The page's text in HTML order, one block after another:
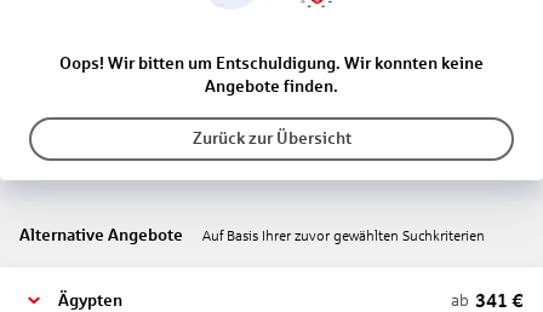
Oops! Wir bitten um Entschuldigung. Wir konnten keine
Angebote finden.
Zurück zur Übersicht
Alternative Angebote Auf Basis Ihrer zuvor gewählten Suchkriterien
Ägypten ab 341 €